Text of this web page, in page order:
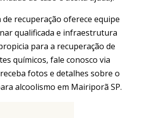
de recuperação oferece equipe
qualificada e infraestrutura
para a recuperação de
químicos, fale conosco via
fotos e detalhes sobre o
alcoolismo em Mairiporã SP.